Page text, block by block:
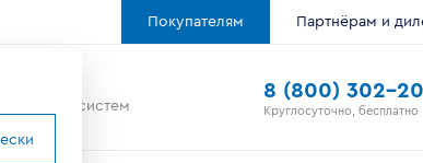
Покупателям Партнёрам и
оконных систем
8 (800) 302-
Круглосуточно, бесплатно